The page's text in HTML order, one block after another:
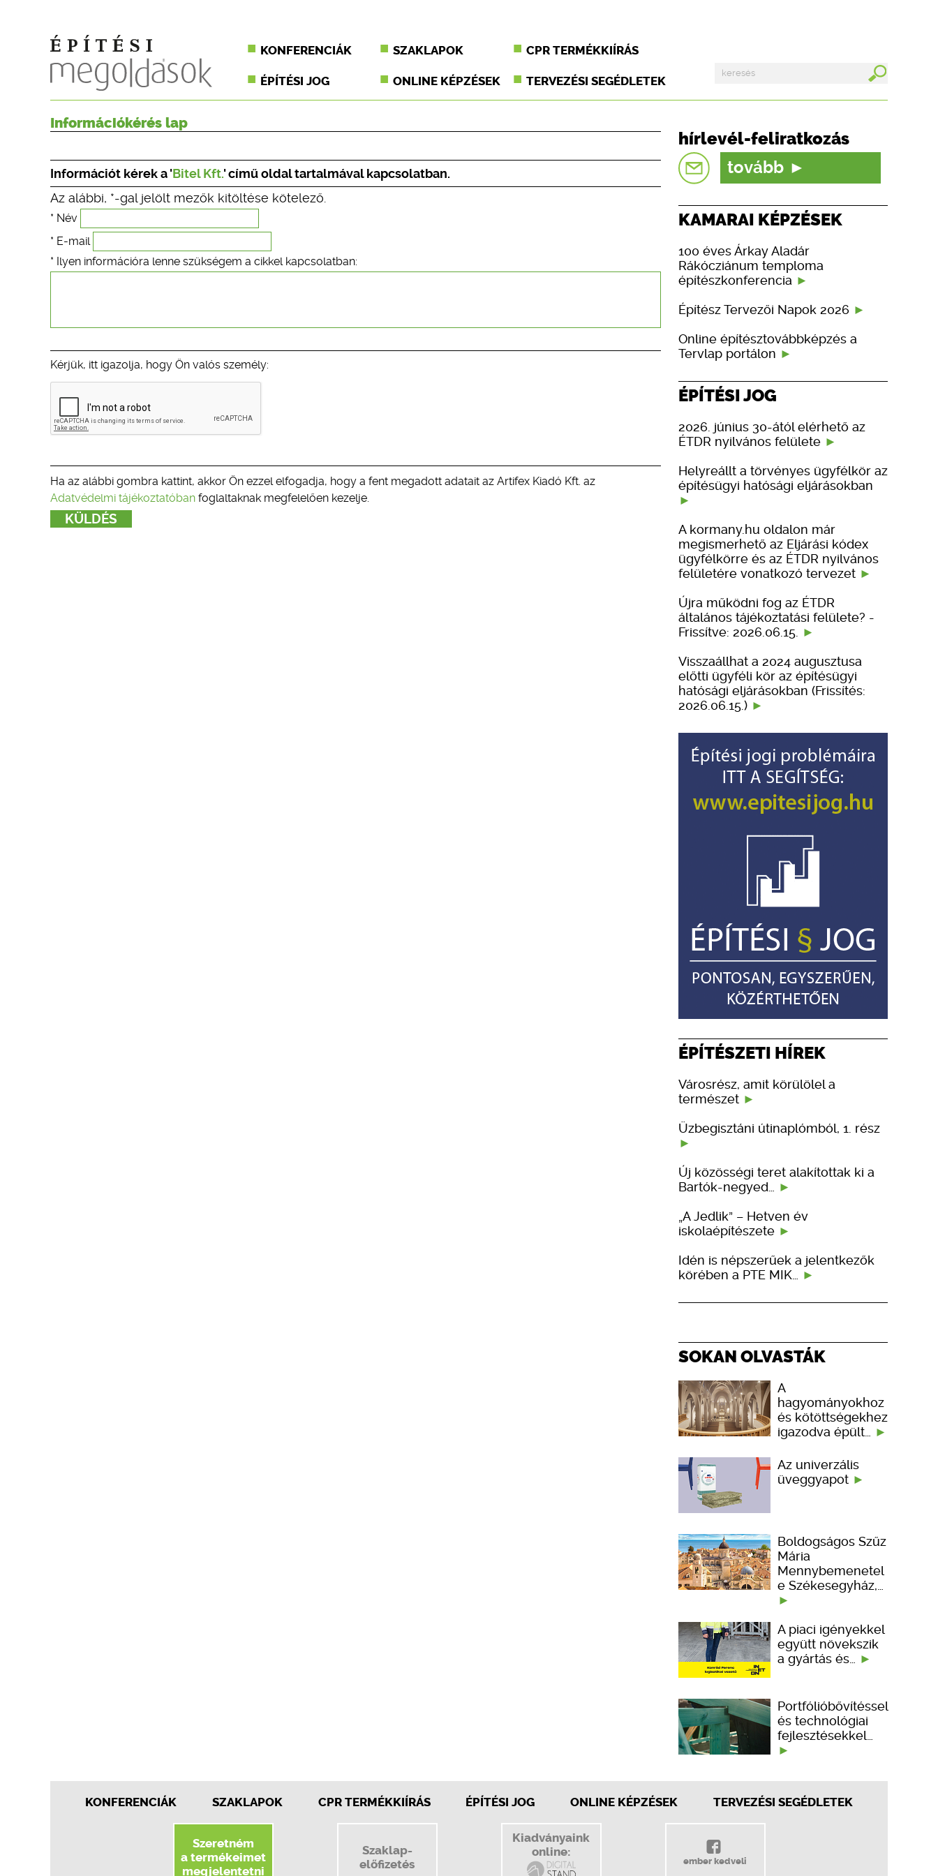
KONFERENCIÁK SZAKLAPOK CPR TERMÉKKIÍRÁS
ÉPÍTÉSI JOG ONLINE KÉPZÉSEK TERVEZÉSI SEGÉDLETEK
Információkérés lap
Információt kérek a 'Bitel Kft.' című oldal tartalmával kapcsolatban.
Az alábbi, *-gal jelölt mezők kitöltése kötelező.
* Név
* E-mail
* Ilyen információra lenne szükségem a cikkel kapcsolatban:
Kérjük, itt igazolja, hogy Ön valós személy:
Ha az alábbi gombra kattint, akkor Ön ezzel elfogadja, hogy a fent megadott adatait az Artifex Kiadó Kft. az
Adatvédelmi tájékoztatóban foglaltaknak megfelelően kezelje.
hírlevél-feliratkozás
tovább
KAMARAI KÉPZÉSEK
100 éves Árkay Aladár
Rákócziánum temploma
építészkonferencia
Építész Tervezői Napok 2026
Online építésztovábbképzés a
Tervlap portálon
ÉPÍTÉSI JOG
2026. június 30-ától elérhető az
ÉTDR nyilvános felülete
Helyreállt a törvényes ügyfélkör az
építésügyi hatósági eljárásokban
A kormany.hu oldalon már
megismerhető az Eljárási kódex
ügyfélkörre és az ÉTDR nyilvános
felületére vonatkozó tervezet
Újra működni fog az ÉTDR
általános tájékoztatási felülete? -
Frissítve: 2026.06.15.
Visszaállhat a 2024 augusztusa
előtti ügyféli kör az építésügyi
hatósági eljárásokban (Frissítés:
2026.06.15.)
ÉPÍTÉSZETI HÍREK
Városrész, amit körülölel a
természet
Üzbegisztáni útinaplómból, 1. rész
Új közösségi teret alakítottak ki a
Bartók-negyed…
„A Jedlik” – Hetven év
iskolaépítészete
Idén is népszerűek a jelentkezők
körében a PTE MIK…
SOKAN OLVASTÁK
A
hagyományokhoz
és kötöttségekhez
igazodva épült…
Az univerzális
üveggyapot
Boldogságos Szűz
Mária
Mennybemenetel
e Székesegyház,…
A piaci igényekkel
együtt növekszik
a gyártás és…
Portfólióbővítéssel
és technológiai
fejlesztésekkel…
KONFERENCIÁK SZAKLAPOK CPR TERMÉKKIÍRÁS ÉPÍTÉSI JOG ONLINE KÉPZÉSEK TERVEZÉSI SEGÉDLETEK
Szeretném
a termékeimet
megjelentetni
Szaklap-
előfizetés
Kiadványaink
online:
ember kedveli